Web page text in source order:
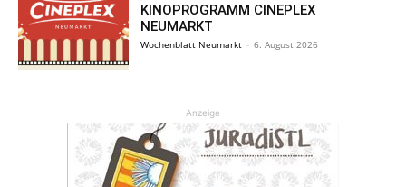
KINOPROGRAMM CINEPLEX
NEUMARKT
Wochenblatt Neumarkt - 6. August 2026
Anzeige